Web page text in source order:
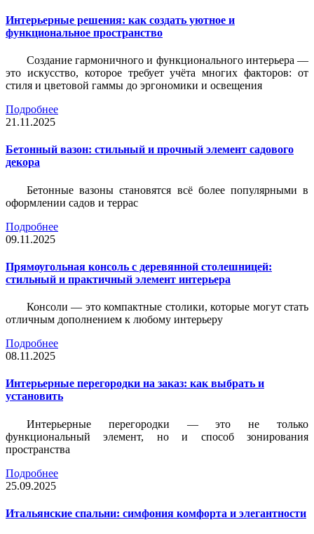
Интерьерные решения: как создать уютное и
функциональное пространство
Создание гармоничного и функционального интерьера —
это искусство, которое требует учёта многих факторов: от
стиля и цветовой гаммы до эргономики и освещения
Подробнее
21.11.2025
Бетонный вазон: стильный и прочный элемент садового
декора
Бетонные вазоны становятся всё более популярными в
оформлении садов и террас
Подробнее
09.11.2025
Прямоугольная консоль с деревянной столешницей:
стильный и практичный элемент интерьера
Консоли — это компактные столики, которые могут стать
отличным дополнением к любому интерьеру
Подробнее
08.11.2025
Интерьерные перегородки на заказ: как выбрать и
установить
Интерьерные перегородки — это не только
функциональный элемент, но и способ зонирования
пространства
Подробнее
25.09.2025
Итальянские спальни: симфония комфорта и элегантности